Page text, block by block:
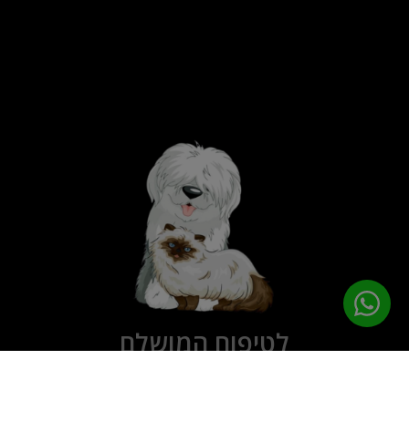
לטיפוח המושלם